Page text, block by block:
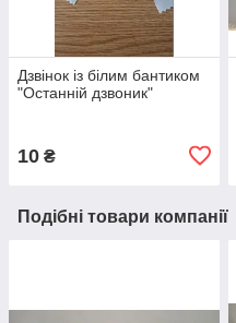
Дзвінок із білим бантиком
"Останній дзвоник"
10 ₴
Подібні товари компанії